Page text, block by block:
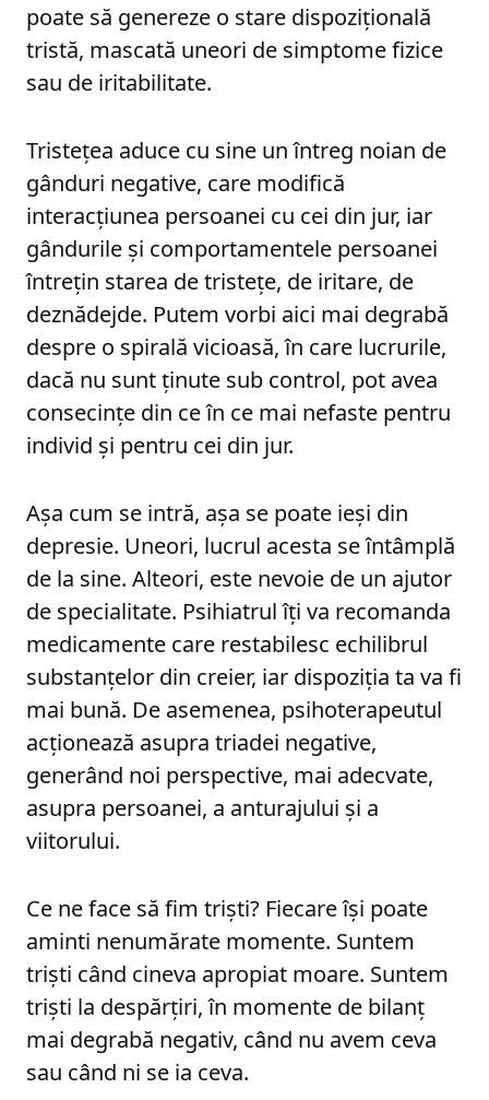
poate să genereze o stare dispozițională
tristă, mascată uneori de simptome fizice
sau de iritabilitate.
Tristețea aduce cu sine un întreg noian de
gânduri negative, care modifică
interacțiunea persoanei cu cei din jur, iar
gândurile și comportamentele persoanei
întrețin starea de tristețe, de iritare, de
deznădejde. Putem vorbi aici mai degrabă
despre o spirală vicioasă, în care lucrurile,
dacă nu sunt ținute sub control, pot avea
consecințe din ce în ce mai nefaste pentru
individ și pentru cei din jur.
Așa cum se intră, așa se poate ieși din
depresie. Uneori, lucrul acesta se întâmplă
de la sine. Alteori, este nevoie de un ajutor
de specialitate. Psihiatrul îți va recomanda
medicamente care restabilesc echilibrul
substanțelor din creier, iar dispoziția ta va fi
mai bună. De asemenea, psihoterapeutul
acționează asupra triadei negative,
generând noi perspective, mai adecvate,
asupra persoanei, a anturajului și a
viitorului.
Ce ne face să fim triști? Fiecare își poate
aminti nenumărate momente. Suntem
triști când cineva apropiat moare. Suntem
triști la despărțiri, în momente de bilanț
mai degrabă negativ, când nu avem ceva
sau când ni se ia ceva.